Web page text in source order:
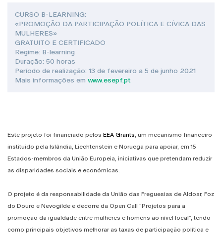
CURSO B-LEARNING:
«PROMOÇÃO DA PARTICIPAÇÃO POLÍTICA E CÍVICA DAS
MULHERES»
GRATUITO E CERTIFICADO
Regime: B-learning
Duração: 50 horas
Período de realização: 13 de fevereiro a 5 de junho 2021
Mais informações em www.esepf.pt
Este projeto foi financiado pelos EEA Grants , um mecanismo financeiro
instituido pela Islândia, Liechtenstein e Noruega para apoiar, em 15
Estados-membros da União Europeia, iniciativas que pretendam reduzir
as disparidades sociais e económicas.
O projeto é da responsabilidade da União das Freguesias de Aldoar, Foz
do Douro e Nevogilde e decorre da Open Call "Projetos para a
promoção da igualdade entre mulheres e homens ao nível local”, tendo
como principais objetivos melhorar as taxas de participação política e